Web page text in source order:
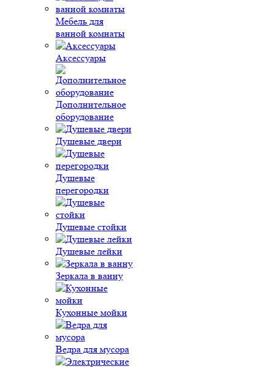
Мебель для
ванной комнаты
Аксессуары
Дополнительное
оборудование
Душевые двери
Душевые
перегородки
Душевые стойки
Душевые лейки
Зеркала в ванну
Кухонные мойки
Ведра для мусора